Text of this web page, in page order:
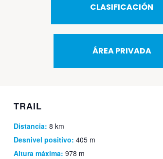
CLASIFICACIÓN
ÁREA PRIVADA
TRAIL
Distancia: 8 km
Desnivel positivo: 405 m
Altura máxima: 978 m